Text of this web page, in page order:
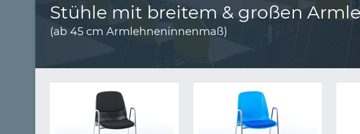
Stühle mit breitem & großen
(ab 45 cm Armlehneninnenmaß)